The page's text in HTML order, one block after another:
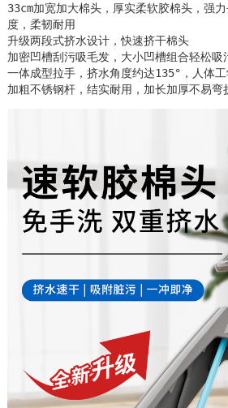
33cm加宽加大棉头，厚实柔软胶棉头，强
度，柔韧耐用
升级两段式挤水设计，快速挤干棉头
加密凹槽刮污吸毛发，大小凹槽组合轻松吸
一体成型拉手，挤水角度约达135°，人体
加粗不锈钢杆，结实耐用，加长加厚不易弯